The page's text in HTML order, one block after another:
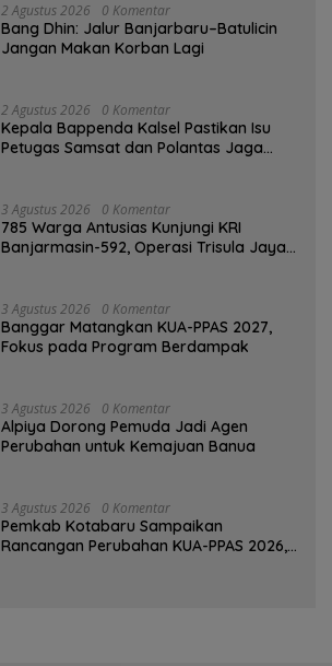
2 Agustus 2026 0 Komentar
Bang Dhin: Jalur Banjarbaru–Batulicin
Jangan Makan Korban Lagi
2 Agustus 2026 0 Komentar
Kepala Bappenda Kalsel Pastikan Isu
Petugas Samsat dan Polantas Jaga
3 Agustus 2026 0 Komentar
785 Warga Antusias Kunjungi KRI
Banjarmasin-592, Operasi Trisula Jaya
3 Agustus 2026 0 Komentar
‎Banggar Matangkan KUA-PPAS 2027,
Fokus pada Program Berdampak
3 Agustus 2026 0 Komentar
‎Alpiya Dorong Pemuda Jadi Agen
Perubahan untuk Kemajuan Banua ‎
3 Agustus 2026 0 Komentar
Pemkab Kotabaru Sampaikan
Rancangan Perubahan KUA-PPAS 2026,